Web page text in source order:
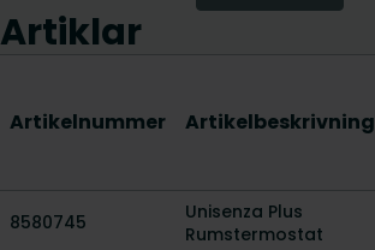
Artiklar
Artikelnummer Artikelbeskrivning
8580745
Unisenza Plus
Rumstermostat